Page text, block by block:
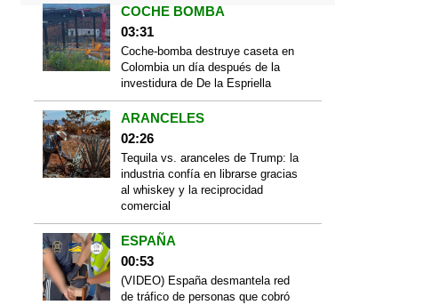
COCHE BOMBA
03:31
Coche-bomba destruye caseta en
Colombia un día después de la
investidura de De la Espriella
ARANCELES
02:26
Tequila vs. aranceles de Trump: la
industria confía en librarse gracias
al whiskey y la reciprocidad
comercial
ESPAÑA
00:53
(VIDEO) España desmantela red
de tráfico de personas que cobró